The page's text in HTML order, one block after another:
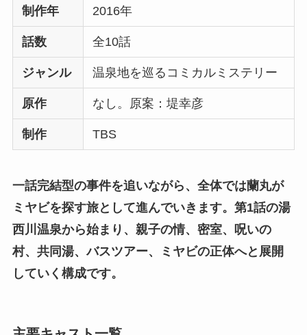
制作年 2016年
話数 全10話
ジャンル 温泉地を巡るコミカルミステリー
原作 なし。原案：堤幸彦
制作 TBS
一話完結型の事件を追いながら、全体では蘭丸が
ミヤビを探す旅として進んでいきます。 第1話の湯
西川温泉から始まり、親子の情、密室、呪いの
村、共同湯、バスツアー、ミヤビの正体へと展開
していく構成です。